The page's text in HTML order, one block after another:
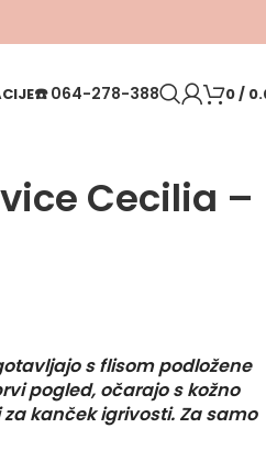
☎️064-278-388 0/
Cecilia –
s flisom podložene
pogled, očarajo s kožno
kanček igrivosti. Za samo